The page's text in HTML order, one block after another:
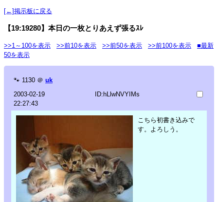
[←]掲示板に戻る
【19:19280】本日の一枚とりあえず張るｽﾚ
>>1～100を表示 >>前10を表示 >>前50を表示 >>前100を表示
■最新
50を表示
🐾 1130 ＠ uk
2003-02-19
22:27:43
ID:hLlwNVYIMs
こちら初書き込みで
す。よろしう。